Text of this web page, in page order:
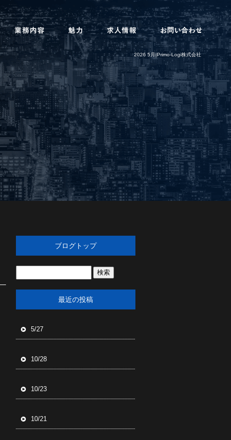
2026 5月|Primo-Logi株式会社
ブログトップ
最近の投稿
5/27
10/28
10/23
10/21